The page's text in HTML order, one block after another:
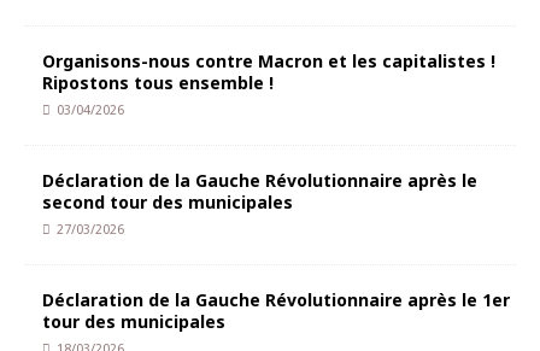
Organisons-nous contre Macron et les capitalistes !
Ripostons tous ensemble !
03/04/2026
Déclaration de la Gauche Révolutionnaire après le
second tour des municipales
27/03/2026
Déclaration de la Gauche Révolutionnaire après le 1er
tour des municipales